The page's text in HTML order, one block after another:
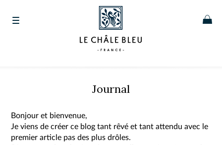
Journal
Bonjour et bienvenue,
Je viens de créer ce blog tant rêvé et tant attendu avec le
premier article pas des plus drôles.